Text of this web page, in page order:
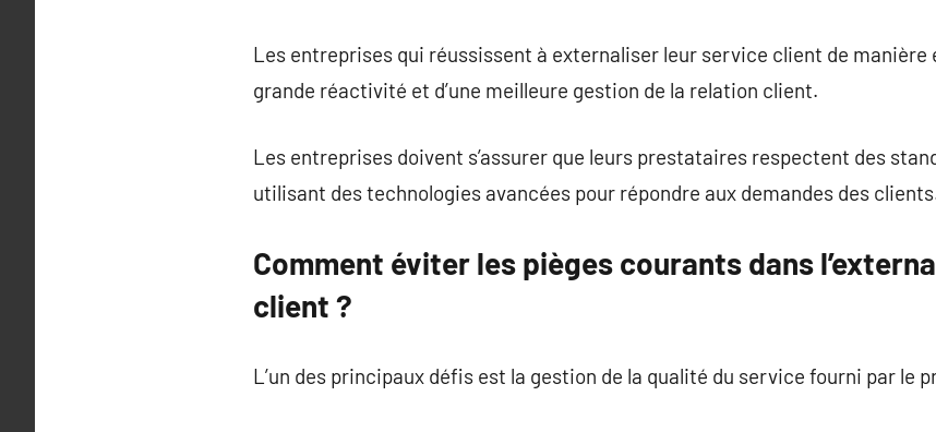
Les entreprises qui réussissent à externaliser leur service client de manière
grande réactivité et d’une meilleure gestion de la relation client.
Les entreprises doivent s’assurer que leurs prestataires respectent des
utilisant des technologies avancées pour répondre aux demandes des
Comment éviter les pièges courants dans
client ?
L’un des principaux défis est la gestion de la qualité du service fourni par le